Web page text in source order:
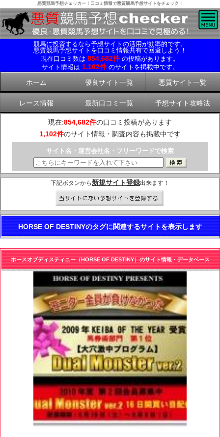
悪質競馬予想チェッカー！口コミ情報で悪質競馬予想サイトをチェック！
競馬に投資するなら予想サイトの活用が効率的です。
悪質競馬予想サイトを口コミ情報共有で回避しよう！
現在口コミ数は 854,682件 の投稿があります。
サイト情報は 1,102件 のサイトを掲載中です。
ホーム 優良サイト一覧 悪質サイト一覧
レース情報 最新口コミ一覧 予想サイト攻略法
現在:854,682件の口コミ投稿があります
1,102件のサイト情報・調査内容も掲載中です
サイト名・運営会社名・フリーワードで検索
下記ボタンから 新規サイト登録出来ます！
HORSE OF DESTINYのタグに関連するサイトを表示します
ホースオブディスティニー（HORSE OF DESTINY）のサイト情報・データベース